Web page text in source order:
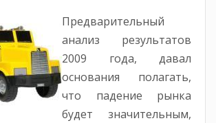
Предварительный
анализ результатов
2009 года, давал
основания полагать,
что падение рынка
будет значительным,